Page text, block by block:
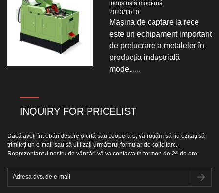
industrială modernă
2023/11/10
Mașina de captare la rece
este un echipament important
de prelucrare a metalelor în
producția industrială
mode......
INQUIRY FOR PRICELIST
Dacă aveți întrebări despre ofertă sau cooperare, vă rugăm să nu ezitați să
trimiteți un e-mail sau să utilizați următorul formular de solicitare.
Reprezentantul nostru de vânzări vă va contacta în termen de 24 de ore.